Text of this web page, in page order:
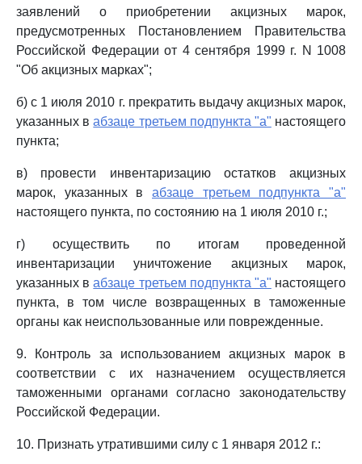
заявлений о приобретении акцизных марок,
предусмотренных Постановлением Правительства
Российской Федерации от 4 сентября 1999 г. N 1008
"Об акцизных марках";
б) с 1 июля 2010 г. прекратить выдачу акцизных марок,
указанных вабзаце третьем подпункта "а" настоящего
пункта;
в) провести инвентаризацию остатков акцизных
марок, указанных в абзаце третьем подпункта "а"
настоящего пункта, по состоянию на 1 июля 2010 г.;
г) осуществить по итогам проведенной
инвентаризации уничтожение акцизных марок,
указанных вабзаце третьем подпункта "а" настоящего
пункта, в том числе возвращенных в таможенные
органы как неиспользованные или поврежденные.
9. Контроль за использованием акцизных марок в
соответствии с их назначением осуществляется
таможенными органами согласно законодательству
Российской Федерации.
10. Признать утратившими силу с 1 января 2012 г.: